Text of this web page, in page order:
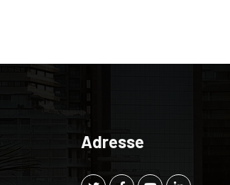
Adresse